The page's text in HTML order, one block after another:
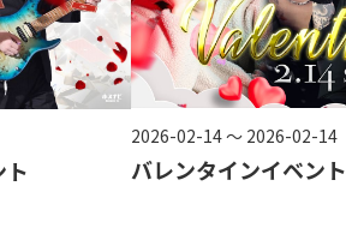
2026-02-14 ～ 2026-02-14
バレンタインイベント